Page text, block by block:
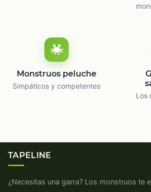
Monstruos peluche
Simpáticos y competentes
Los
TAPELINE
¿Necesitas una garra? Los monstruos te